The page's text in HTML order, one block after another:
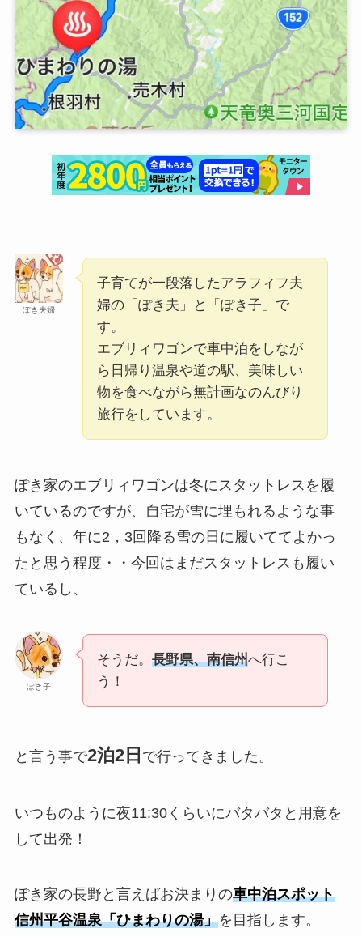
ぽき夫婦
子育てが一段落したアラフィフ夫
婦の「ぽき夫」と「ぽき子」で
す。
エブリィワゴンで車中泊をしなが
ら日帰り温泉や道の駅、美味しい
物を食べながら無計画なのんびり
旅行をしています。
ぽき家のエブリィワゴンは冬にスタットレスを履
いているのですが、自宅が雪に埋もれるような事
もなく、年に2，3回降る雪の日に履いててよかっ
たと思う程度・・今回はまだスタットレスも履い
ているし、
ぽき子
そうだ。 長野県、南信州へ行こ
う！
と言う事で2泊2日 で行ってきました。
いつものように夜11:30くらいにバタバタと用意を
して出発！
ぽき家の長野と言えばお決まりの車中泊スポット
信州平谷温泉「ひまわりの湯」を目指します。